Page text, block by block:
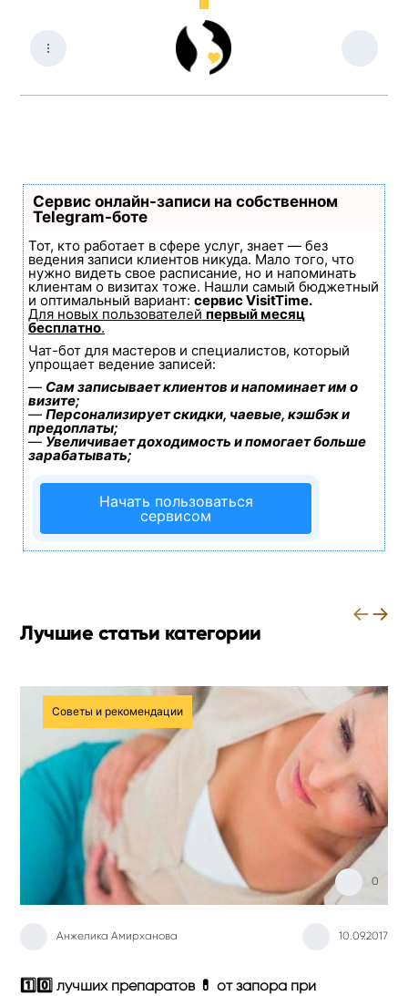
Сервис онлайн-записи на собственном
Telegram-боте
Тот, кто работает в сфере услуг, знает — без
ведения записи клиентов никуда. Мало того, что
нужно видеть свое расписание, но и напоминать
клиентам о визитах тоже. Нашли самый бюджетный
и оптимальный вариант: сервис VisitTime.
Для новых пользователей первый месяц
бесплатно.
Чат-бот для мастеров и специалистов, который
упрощает ведение записей:
— Сам записывает клиентов и напоминает им о
визите;
— Персонализирует скидки, чаевые, кэшбэк и
предоплаты;
— Увеличивает доходимость и помогает больше
зарабатывать;
Начать пользоваться
сервисом
Лучшие статьи категории
Советы и рекомендации
Анжелика Амирханова 10.09.2017
0
1️⃣0️⃣ лучших препаратов 💊 от запора при
←→